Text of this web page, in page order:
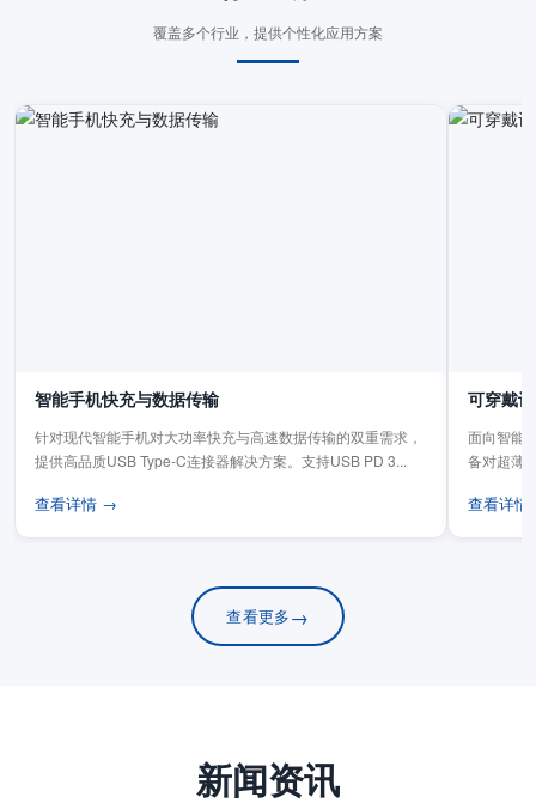
覆盖多个行业，提供个性化应用方案
智能手机快充与数据传输
针对现代智能手机对大功率快充与高速数据传输的双重需求，
提供高品质USB Type-C连接器解决方案。支持USB PD 3...
查看详情 →
可穿戴
面向智能
备对超薄
查看详
查看更多→
新闻资讯